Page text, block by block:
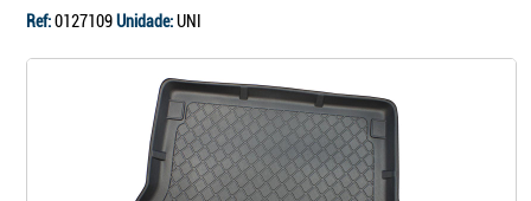
Ref:0127109Unidade:UNI